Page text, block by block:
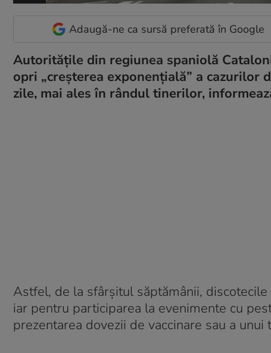
Adaugă-ne ca sursă preferată în Google
Autoritățile din regiunea spaniolă
opri „creșterea exponențială” a
zile, mai ales în rândul tinerilor,
Astfel, de la sfârșitul săptămânii,
iar pentru participarea la evenimente cu
prezentarea dovezii de vaccinare sau a